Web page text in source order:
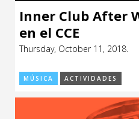
Inner Club After
en el CCE
Thursday, October 11, 2018.
MÚSICA ACTIVIDADES